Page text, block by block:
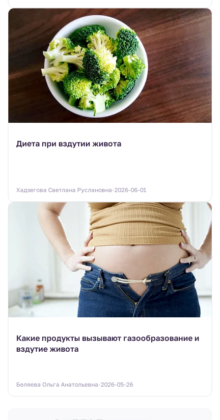
Диета при вздутии живота
Хадзегова Светлана Руслановна 2026-06-01
Какие продукты вызывают газообразование и
вздутие живота
Беляева Ольга Анатольевна 2026-05-26